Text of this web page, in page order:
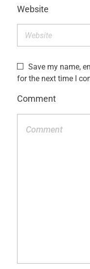
m
b
r
e
r
Website
Save my name,
for the next time I
Comment